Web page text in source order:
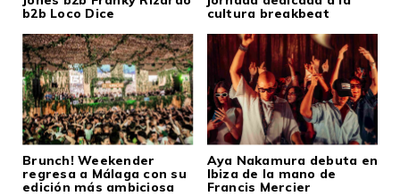
b2b Loco Dice
cultura breakbeat
Brunch! Weekender
regresa a Málaga con su
edición más ambiciosa
Aya Nakamura debuta en
Ibiza de la mano de
Francis Mercier